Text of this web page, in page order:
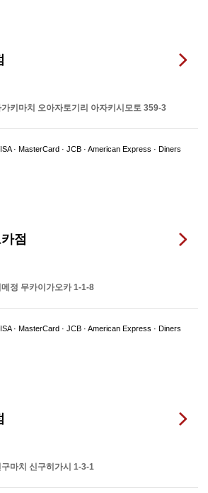
키마치 오아자토기리 아자키시모토 359-3
· MasterCard · JCB · American Express · Diners
점
정 무카이가오카 1-1-8
· MasterCard · JCB · American Express · Diners
마치 신구히가시 1-3-1